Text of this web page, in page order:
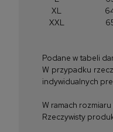
XL
XXL
Podane w tabeli
W przypadku
indywidualnych
W ramach
Rzeczywisty